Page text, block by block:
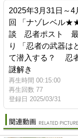
2025年3月31日～
回 「ナゾレベル
談 忍者ポスト 最
り 「忍者の武器
て潜入する？ 忍
謎解き
再生時間 00:15:00
再生回数 77
登録日 2025/03/31